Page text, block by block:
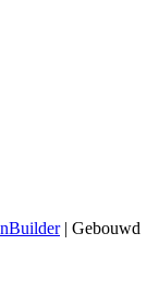
| Gebouwd